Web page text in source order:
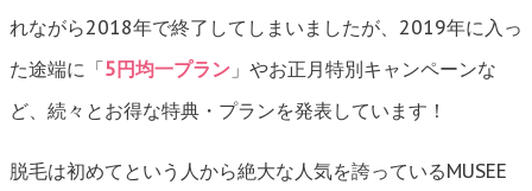
れながら2018年で終了してしまいましたが、2019年に入っ
た途端に「5円均一プラン 」やお正月特別キャンペーンな
ど、続々とお得な特典・プランを発表しています！
脱毛は初めてという人から絶大な人気を誇っているMUSEE